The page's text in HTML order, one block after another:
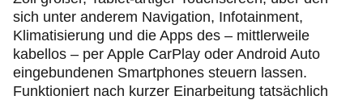
sich unter anderem Navigation, Infotainment,
Klimatisierung und die Apps des – mittlerweile
kabellos – per Apple CarPlay oder Android Auto
eingebundenen Smartphones steuern lassen.
Funktioniert nach kurzer Einarbeitung tatsächlich